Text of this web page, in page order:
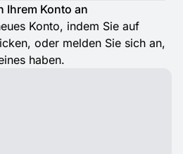
Ihrem Konto an
Konto, indem Sie auf
oder melden Sie sich an,
haben.